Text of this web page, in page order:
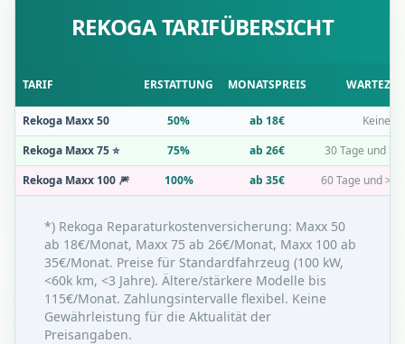
REKOGA TARIFÜBERSICHT
TARIF ERSTATTUNG MONATSPREIS
Rekoga Maxx 50 50% ab 18€
Keine
Rekoga Maxx 75 ⭐
75% ab 26€
30 Tage und
Rekoga Maxx 100 🎆
100% ab 35€ 60 Tage und
*) Rekoga Reparaturkostenversicherung: Maxx 50
ab 18€/Monat, Maxx 75 ab 26€/Monat, Maxx 100 ab
35€/Monat. Preise für Standardfahrzeug (100 kW,
<60k km, <3 Jahre). Ältere/stärkere Modelle bis
115€/Monat. Zahlungsintervalle flexibel. Keine
Gewährleistung für die Aktualität der
Preisangaben.